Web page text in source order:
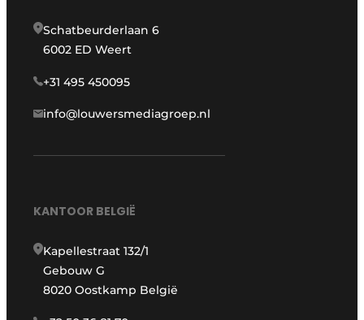
Schatbeurderlaan 6
6002 ED Weert
+31 495 450095
info@louwersmediagroep.nl
KANTOOR BELGIË
Kapellestraat 132/1
Gebouw G
8020 Oostkamp België